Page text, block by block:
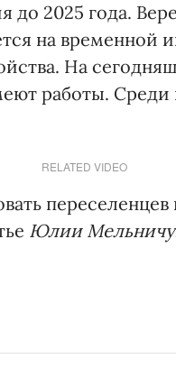
до 2025 года.
на временной
На
работы.
RELATED VIDEO
Юлии